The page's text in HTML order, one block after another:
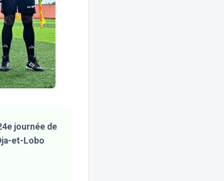
journée de
et-Lobo